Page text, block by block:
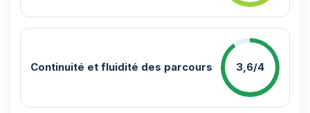
Continuité et fluidité des parcours 3,6/4